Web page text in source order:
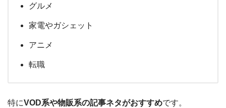
グルメ
家電やガシェット
アニメ
転職
特にVOD系や物販系の記事ネタがおすすめです。